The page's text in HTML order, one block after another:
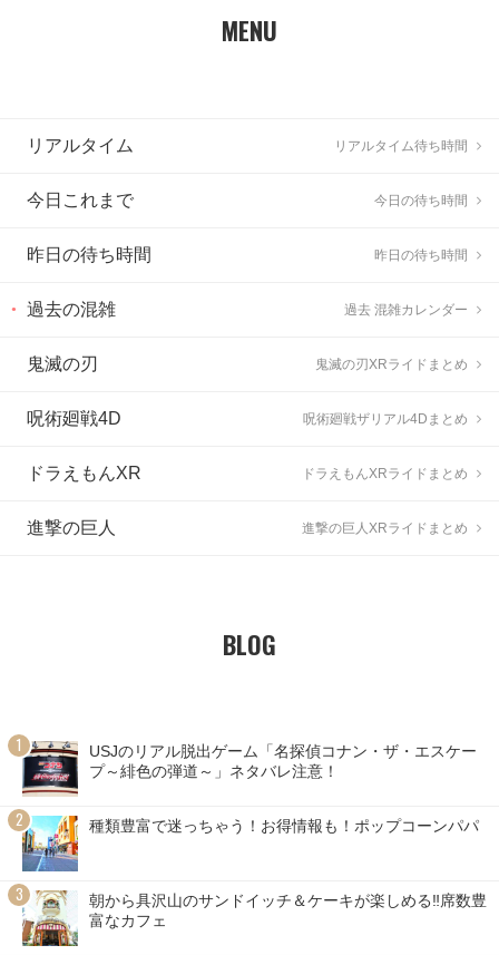
MENU
リアルタイム リアルタイム待ち時間
今日これまで 今日の待ち時間
昨日の待ち時間 昨日の待ち時間
過去の混雑 過去 混雑カレンダー
鬼滅の刃 鬼滅の刃XRライドまとめ
呪術廻戦4D 呪術廻戦ザリアル4Dまとめ
ドラえもんXR ドラえもんXRライドまとめ
進撃の巨人 進撃の巨人XRライドまとめ
BLOG
USJのリアル脱出ゲーム「名探偵コナン・ザ・エスケー
プ～緋色の弾道～」ネタバレ注意！
種類豊富で迷っちゃう！お得情報も！ポップコーンパパ
朝から具沢山のサンドイッチ＆ケーキが楽しめる‼席数豊
富なカフェ